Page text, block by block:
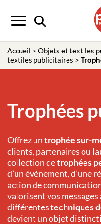
Menu
Accueil > Objets et textiles
textiles publicitaires >
Trophées
Offrez untrophée sur-
clients, partenaires ou
collection detrophées
d’un événement, d’une
action de
valorisent vos messages
différentestechniques
devient un objet
Panneau de gestion des